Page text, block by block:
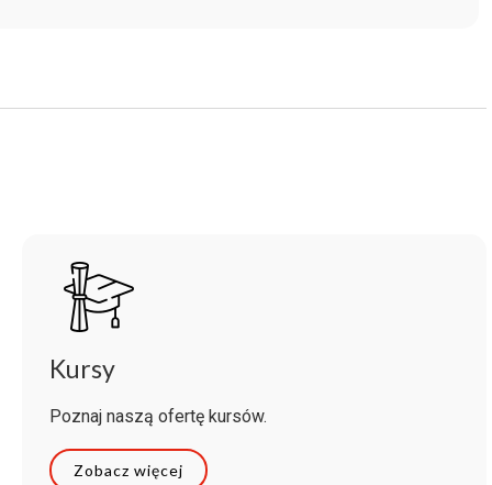
Kursy
Poznaj naszą ofertę kursów.
Zobacz więcej